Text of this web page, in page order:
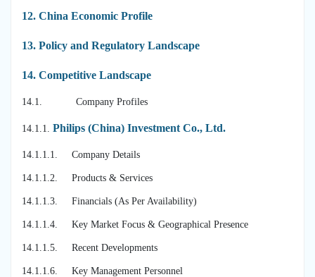
12. China Economic Profile
13. Policy and Regulatory Landscape
14. Competitive Landscape
14.1. Company Profiles
14.1.1. Philips (China) Investment Co., Ltd.
14.1.1.1. Company Details
14.1.1.2. Products & Services
14.1.1.3. Financials (As Per Availability)
14.1.1.4. Key Market Focus & Geographical Presence
14.1.1.5. Recent Developments
14.1.1.6. Key Management Personnel